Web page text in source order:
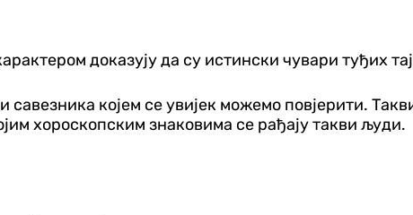
доказују да су истински чувари туђих
којем се увијек можемо повјерити.
хороскопским знаковима се рађају такви људи.